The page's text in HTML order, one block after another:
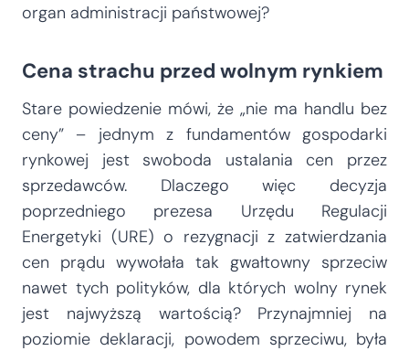
organ administracji państwowej?
Cena strachu przed wolnym rynkiem
Stare powiedzenie mówi, że „nie ma handlu bez
ceny” – jednym z fundamentów gospodarki
rynkowej jest swoboda ustalania cen przez
sprzedawców. Dlaczego więc decyzja
poprzedniego prezesa Urzędu Regulacji
Energetyki (URE) o rezygnacji z zatwierdzania
cen prądu wywołała tak gwałtowny sprzeciw
nawet tych polityków, dla których wolny rynek
jest najwyższą wartością? Przynajmniej na
poziomie deklaracji, powodem sprzeciwu, była